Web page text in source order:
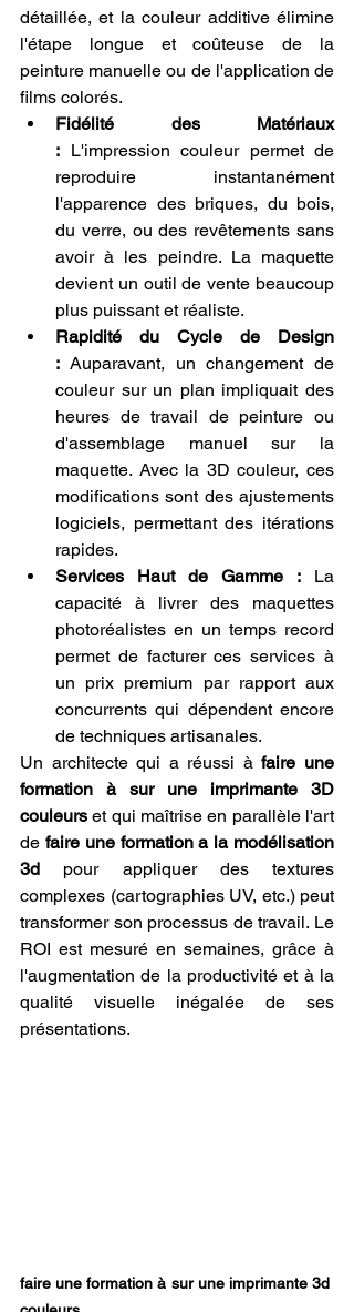
détaillée, et la couleur additive élimine
l'étape longue et coûteuse de la
peinture manuelle ou de l'application de
films colorés.
Fidélité des Matériaux
: L'impression couleur permet de
reproduire instantanément
l'apparence des briques, du bois,
du verre, ou des revêtements sans
avoir à les peindre. La maquette
devient un outil de vente beaucoup
plus puissant et réaliste.
Rapidité du Cycle de Design
: Auparavant, un changement de
couleur sur un plan impliquait des
heures de travail de peinture ou
d'assemblage manuel sur la
maquette. Avec la 3D couleur, ces
modifications sont des ajustements
logiciels, permettant des itérations
rapides.
Services Haut de Gamme : La
capacité à livrer des maquettes
photoréalistes en un temps record
permet de facturer ces services à
un prix premium par rapport aux
concurrents qui dépendent encore
de techniques artisanales.
Un architecte qui a réussi à faire une
formation à sur une imprimante 3D
couleurs et qui maîtrise en parallèle l'art
de faire une formation a la modélisation
3d pour appliquer des textures
complexes (cartographies UV, etc.) peut
transformer son processus de travail. Le
ROI est mesuré en semaines, grâce à
l'augmentation de la productivité et à la
qualité visuelle inégalée de ses
présentations.
faire une formation à sur une imprimante 3d